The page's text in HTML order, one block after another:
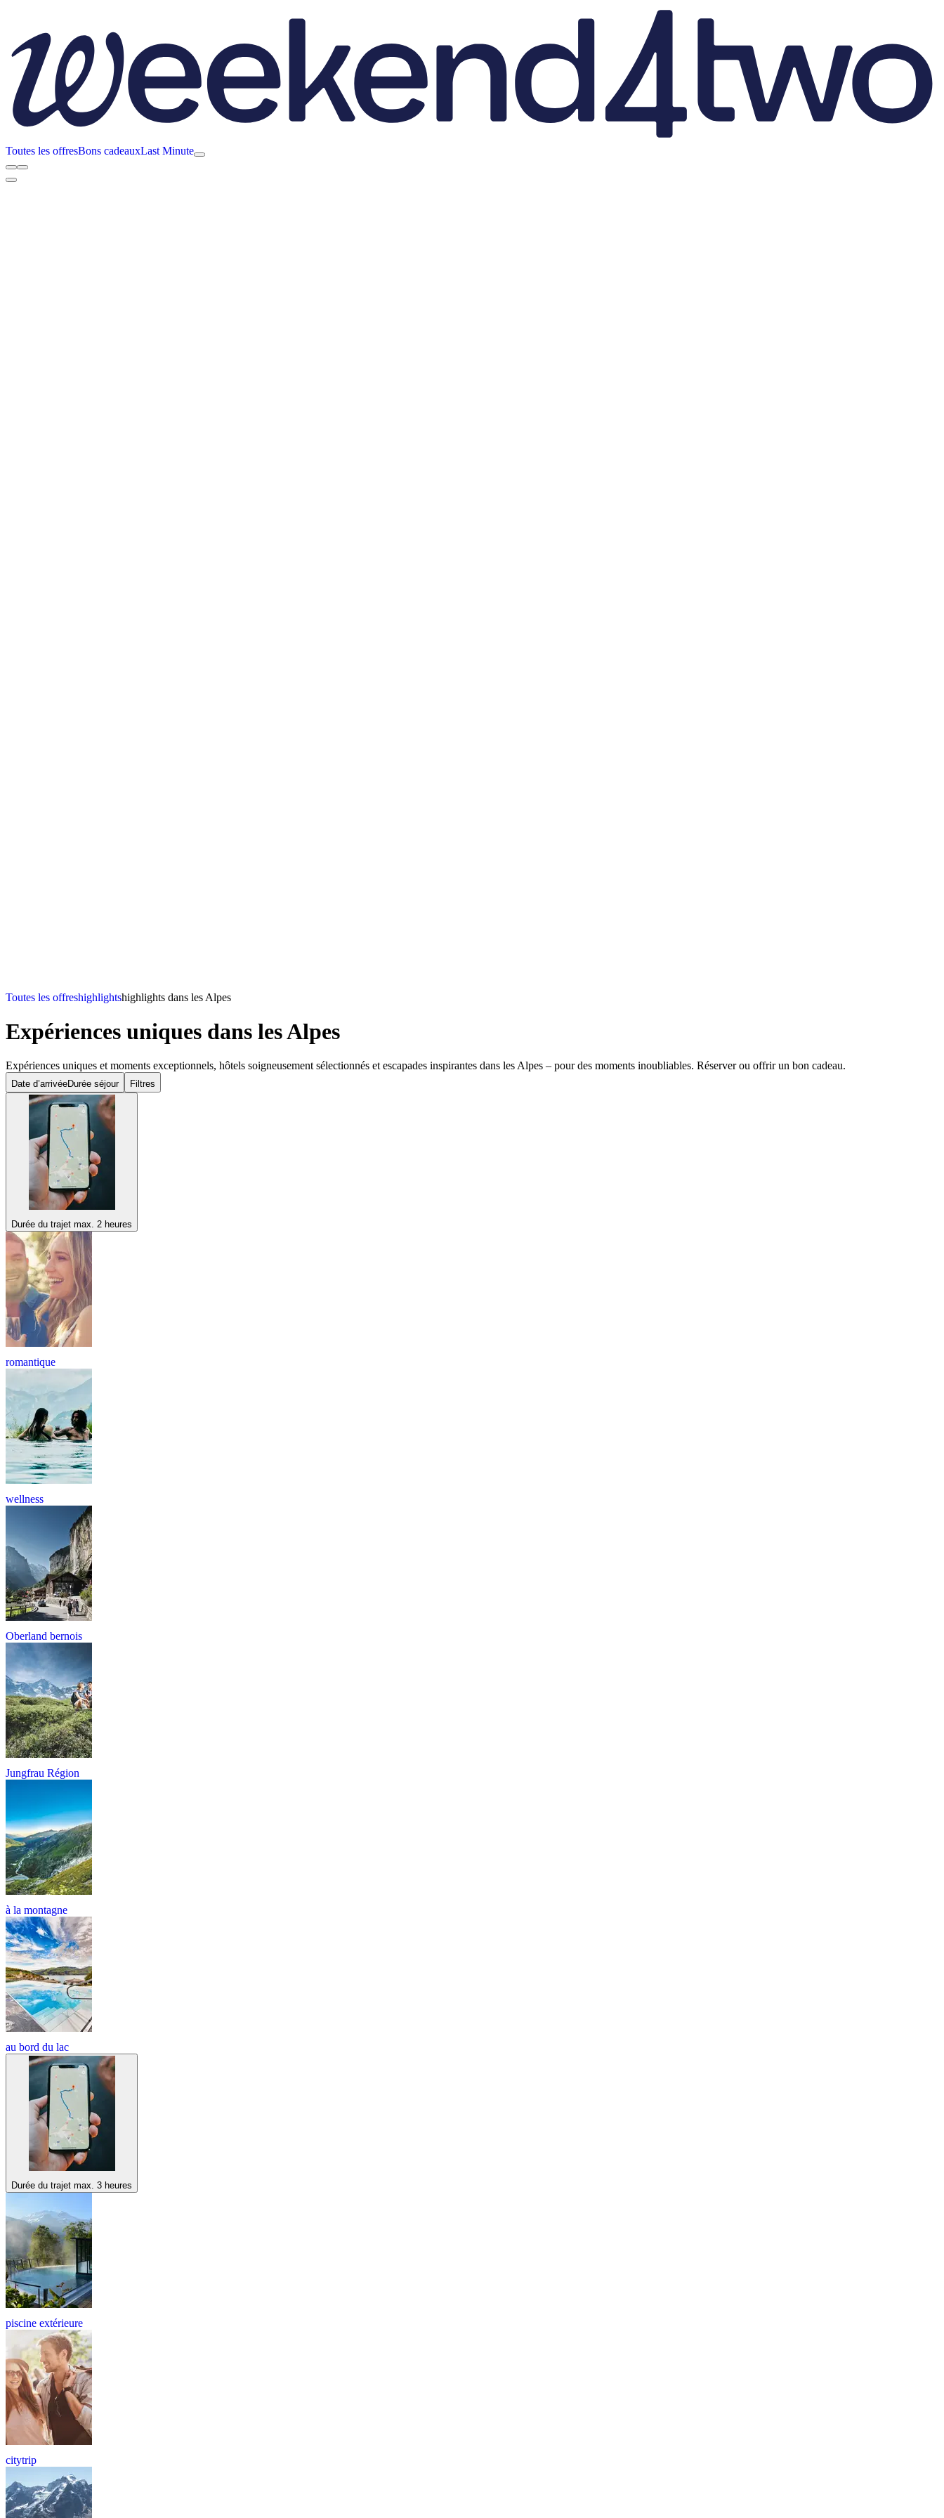
Toutes les offresBons cadeauxLast Minute
Toutes les offreshighlightshighlights dans les Alpes
Expériences uniques dans les Alpes
Expériences uniques et moments exceptionnels, hôtels soigneusement sélectionnés et escapades inspirantes dans les Alpes – pour des moments inoubliables. Réserver ou offrir un bon cadeau.
Date d’arrivéeDurée séjour Filtres
Durée du trajet max. 2 heures
romantique
wellness
Oberland bernois
Jungfrau Région
à la montagne
au bord du lac
Durée du trajet max. 3 heures
piscine extérieure
citytrip